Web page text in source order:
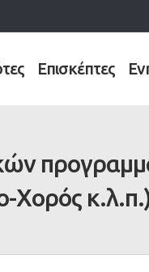
Επισκέπτες
Χορός